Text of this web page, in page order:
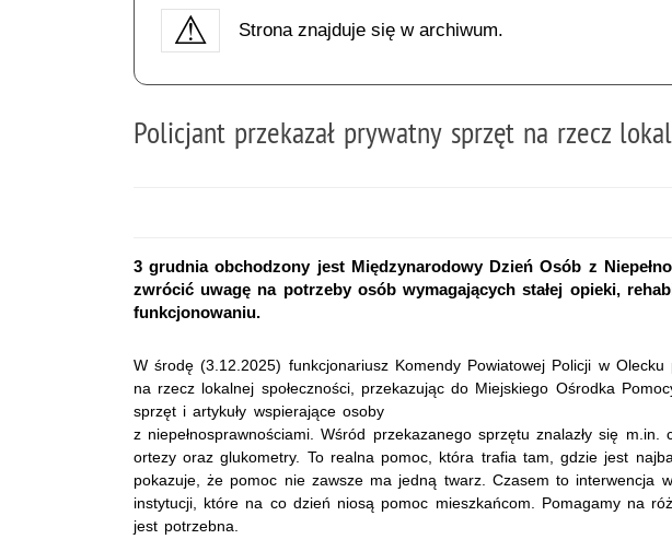
Strona znajduje się w archiwum.
Policjant przekazał prywatny sprzęt na rzecz
3 grudnia obchodzony jest Międzynarodowy Dzień Osób z
zwrócić uwagę na potrzeby osób wymagających stałej opieki,
funkcjonowaniu.
W środę (3.12.2025) funkcjonariusz Komendy Powiatowej Policji w Olecku
na rzecz lokalnej społeczności, przekazując do Miejskiego Ośrodka
sprzęt i artykuły wspierające osoby
z niepełnosprawnościami. Wśród przekazanego sprzętu znalazły się m.in.
ortezy oraz glukometry. To realna pomoc, która trafia tam, gdzie jest
pokazuje, że pomoc nie zawsze ma jedną twarz. Czasem to interwencja
instytucji, które na co dzień niosą pomoc mieszkańcom. Pomagamy na
jest potrzebna.